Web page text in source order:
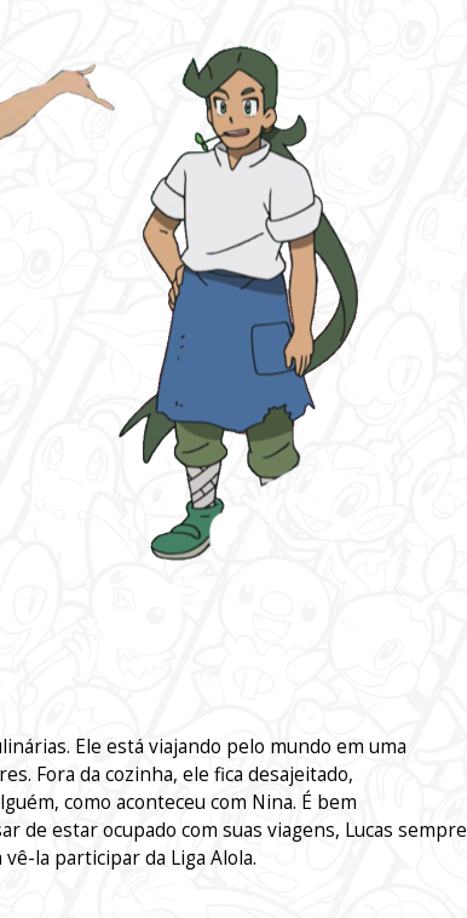
Ele está viajando pelo mundo em uma
Fora da cozinha, ele fica desajeitado,
como aconteceu com Nina. É bem
de estar ocupado com suas viagens, Lucas sempre
la participar da Liga Alola.